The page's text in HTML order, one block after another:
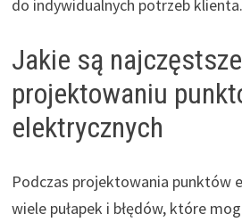
do indywidualnych potrzeb klienta.
Jakie są
projektowaniu
elektrycznych
Podczas projektowania punktów
wiele pułapek i błędów, które